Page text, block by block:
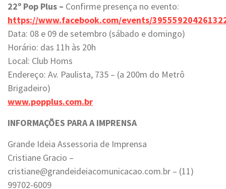
22º Pop Plus – Confirme presença no evento:
https://www.facebook.com/events/
Data: 08 e 09 de setembro (sábado e domingo)
Horário: das 11h às 20h
Local: Club Homs
Endereço: Av. Paulista, 735 – (a 200m do Metrô
Brigadeiro)
www.popplus.com.br
INFORMAÇÕES PARA A IMPRENSA
Grande Ideia Assessoria de Imprensa
Cristiane Gracio –
cristiane@grandeideiacomunicacao.com.br – (11)
99702-6009